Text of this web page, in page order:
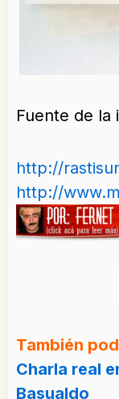
Fuente de la
http://
http://
También
Charla real
Basualdo